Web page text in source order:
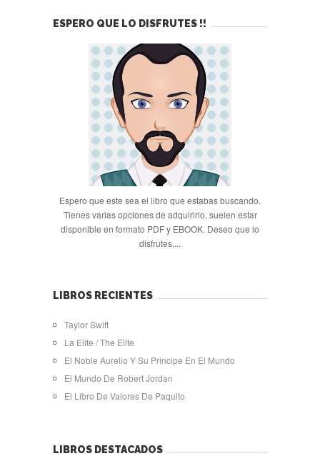
ESPERO QUE LO DISFRUTES !!
Espero que este sea el libro que estabas buscando.
Tienes varias opciones de adquirirlo, suelen estar
disponible en formato PDF y EBOOK. Deseo que lo
disfrutes....
LIBROS RECIENTES
Taylor Swift
La Elite / The Elite
El Noble Aurelio Y Su Principe En El Mundo
El Mundo De Robert Jordan
El Libro De Valores De Paquito
LIBROS DESTACADOS